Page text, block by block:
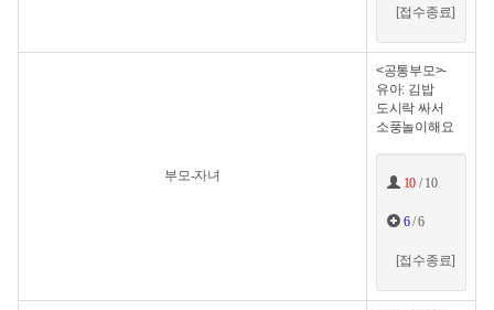
[접수종료]
부모-자녀
<공통부모>-
유아: 김밥
도시락 싸서
소풍놀이해요
10/ 10
6/ 6
[접수종료]